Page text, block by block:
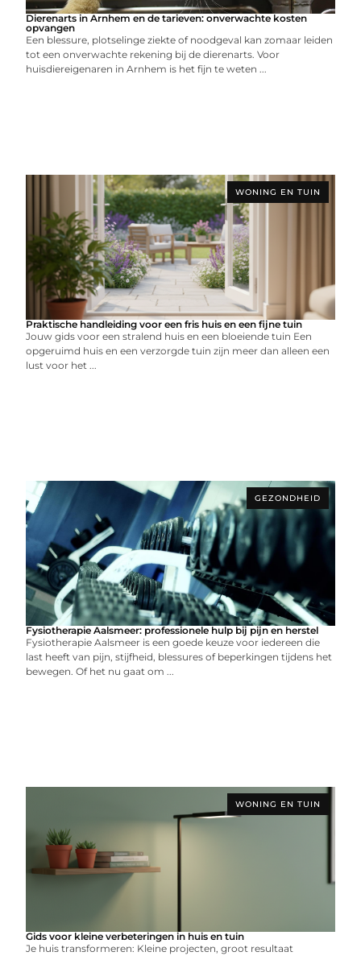
Dierenarts in Arnhem en de tarieven: onverwachte kosten
opvangen
Een blessure, plotselinge ziekte of noodgeval kan zomaar leiden
tot een onverwachte rekening bij de dierenarts. Voor
huisdiereigenaren in Arnhem is het fijn te weten ...
WONING EN TUIN
Praktische handleiding voor een fris huis en een fijne tuin
Jouw gids voor een stralend huis en een bloeiende tuin Een
opgeruimd huis en een verzorgde tuin zijn meer dan alleen een
lust voor het ...
GEZONDHEID
Fysiotherapie Aalsmeer: professionele hulp bij pijn en herstel
Fysiotherapie Aalsmeer is een goede keuze voor iedereen die
last heeft van pijn, stijfheid, blessures of beperkingen tijdens het
bewegen. Of het nu gaat om ...
WONING EN TUIN
Gids voor kleine verbeteringen in huis en tuin
Je huis transformeren: Kleine projecten, groot resultaat